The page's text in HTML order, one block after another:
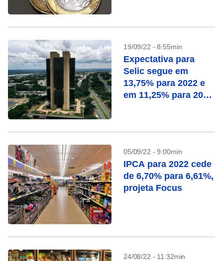
19/09/22 - 8:55min
Expectativa para
Selic segue em
13,75% para 2022 e
em 11,25% para 2023
05/09/22 - 9:00min
IPCA para 2022 cede
de 6,70% para 6,61%,
projeta Focus
24/08/22 - 11:32min